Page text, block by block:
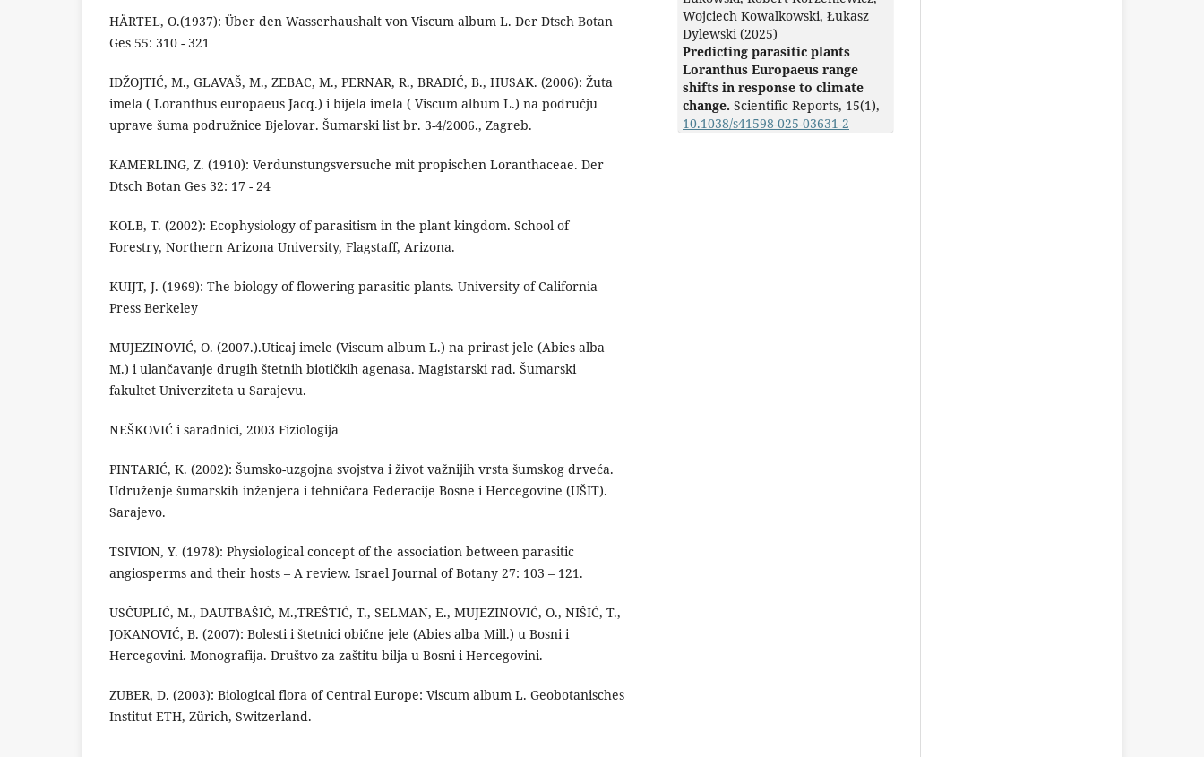
HÄRTEL, O.(1937): Über den Wasserhaushalt von Viscum album L. Der Dtsch Botan
Ges 55: 310 - 321
IDŽOJTIĆ, M., GLAVAŠ, M., ZEBAC, M., PERNAR, R., BRADIĆ, B., HUSAK. (2006): Žuta
imela ( Loranthus europaeus Jacq.) i bijela imela ( Viscum album L.) na području
uprave šuma podružnice Bjelovar. Šumarski list br. 3-4/2006., Zagreb.
KAMERLING, Z. (1910): Verdunstungsversuche mit propischen Loranthaceae. Der
Dtsch Botan Ges 32: 17 - 24
KOLB, T. (2002): Ecophysiology of parasitism in the plant kingdom. School of
Forestry, Northern Arizona University, Flagstaff, Arizona.
KUIJT, J. (1969): The biology of flowering parasitic plants. University of California
Press Berkeley
MUJEZINOVIĆ, O. (2007.).Uticaj imele (Viscum album L.) na prirast jele (Abies alba
M.) i ulančavanje drugih štetnih biotičkih agenasa. Magistarski rad. Šumarski
fakultet Univerziteta u Sarajevu.
NEŠKOVIĆ i saradnici, 2003 Fiziologija
PINTARIĆ, K. (2002): Šumsko-uzgojna svojstva i život važnijih vrsta šumskog drveća.
Udruženje šumarskih inženjera i tehničara Federacije Bosne i Hercegovine (UŠIT).
Sarajevo.
TSIVION, Y. (1978): Physiological concept of the association between parasitic
angiosperms and their hosts – A review. Israel Journal of Botany 27: 103 – 121.
USČUPLIĆ, M., DAUTBAŠIĆ, M.,TREŠTIĆ, T., SELMAN, E., MUJEZINOVIĆ, O., NIŠIĆ, T.,
JOKANOVIĆ, B. (2007): Bolesti i štetnici obične jele (Abies alba Mill.) u Bosni i
Hercegovini. Monografija. Društvo za zaštitu bilja u Bosni i Hercegovini.
ZUBER, D. (2003): Biological flora of Central Europe: Viscum album L. Geobotanisches
Institut ETH, Zürich, Switzerland.
Wojciech Kowalkowski, Łukasz
Dylewski (2025)
Predicting parasitic plants
Loranthus Europaeus range
shifts in response to climate
change. Scientific Reports, 15(1),
10.1038/s41598-025-03631-2